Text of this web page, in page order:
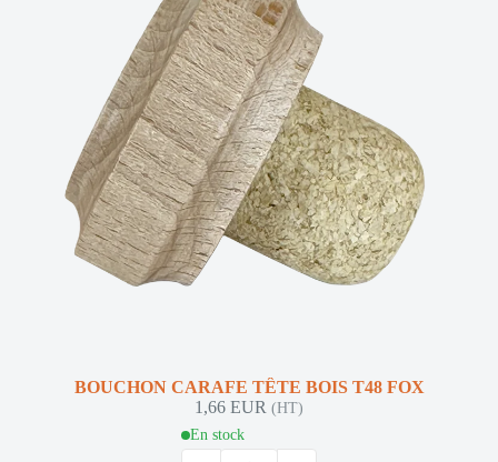
NOUVEAUTÉBOUCHON CARAFE TÊTE BOIS T48 FOX
1,66 EUR (HT)
En stock